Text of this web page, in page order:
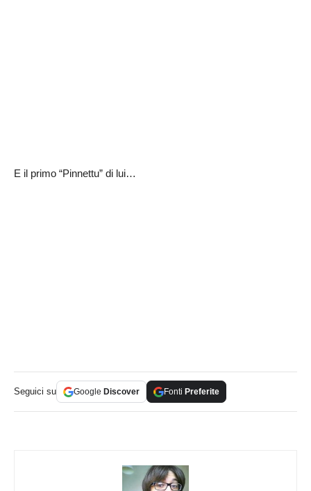
E il primo “Pinnettu” di lui…
Seguici su Google Discover Fonti Preferite